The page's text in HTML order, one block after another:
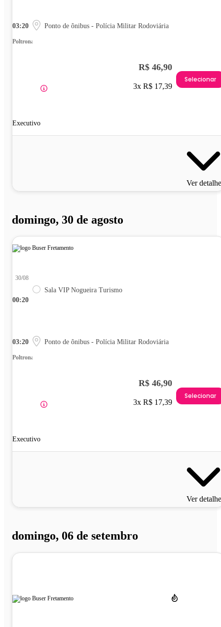
03:20 Ponto de ônibus - Polícia Militar Rodoviária
Poltrona
Executivo
R$ 46,90
3x R$ 17,39
Selecionar
Ver
domingo, 30 de agosto
00:20
30/08
Sala VIP Nogueira Turismo
03:20 Ponto de ônibus - Polícia Militar Rodoviária
Poltrona
Executivo
R$ 46,90
3x R$ 17,39
Selecionar
Ver
domingo, 06 de setembro